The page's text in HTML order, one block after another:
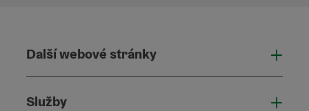
Další webové stránky
Služby